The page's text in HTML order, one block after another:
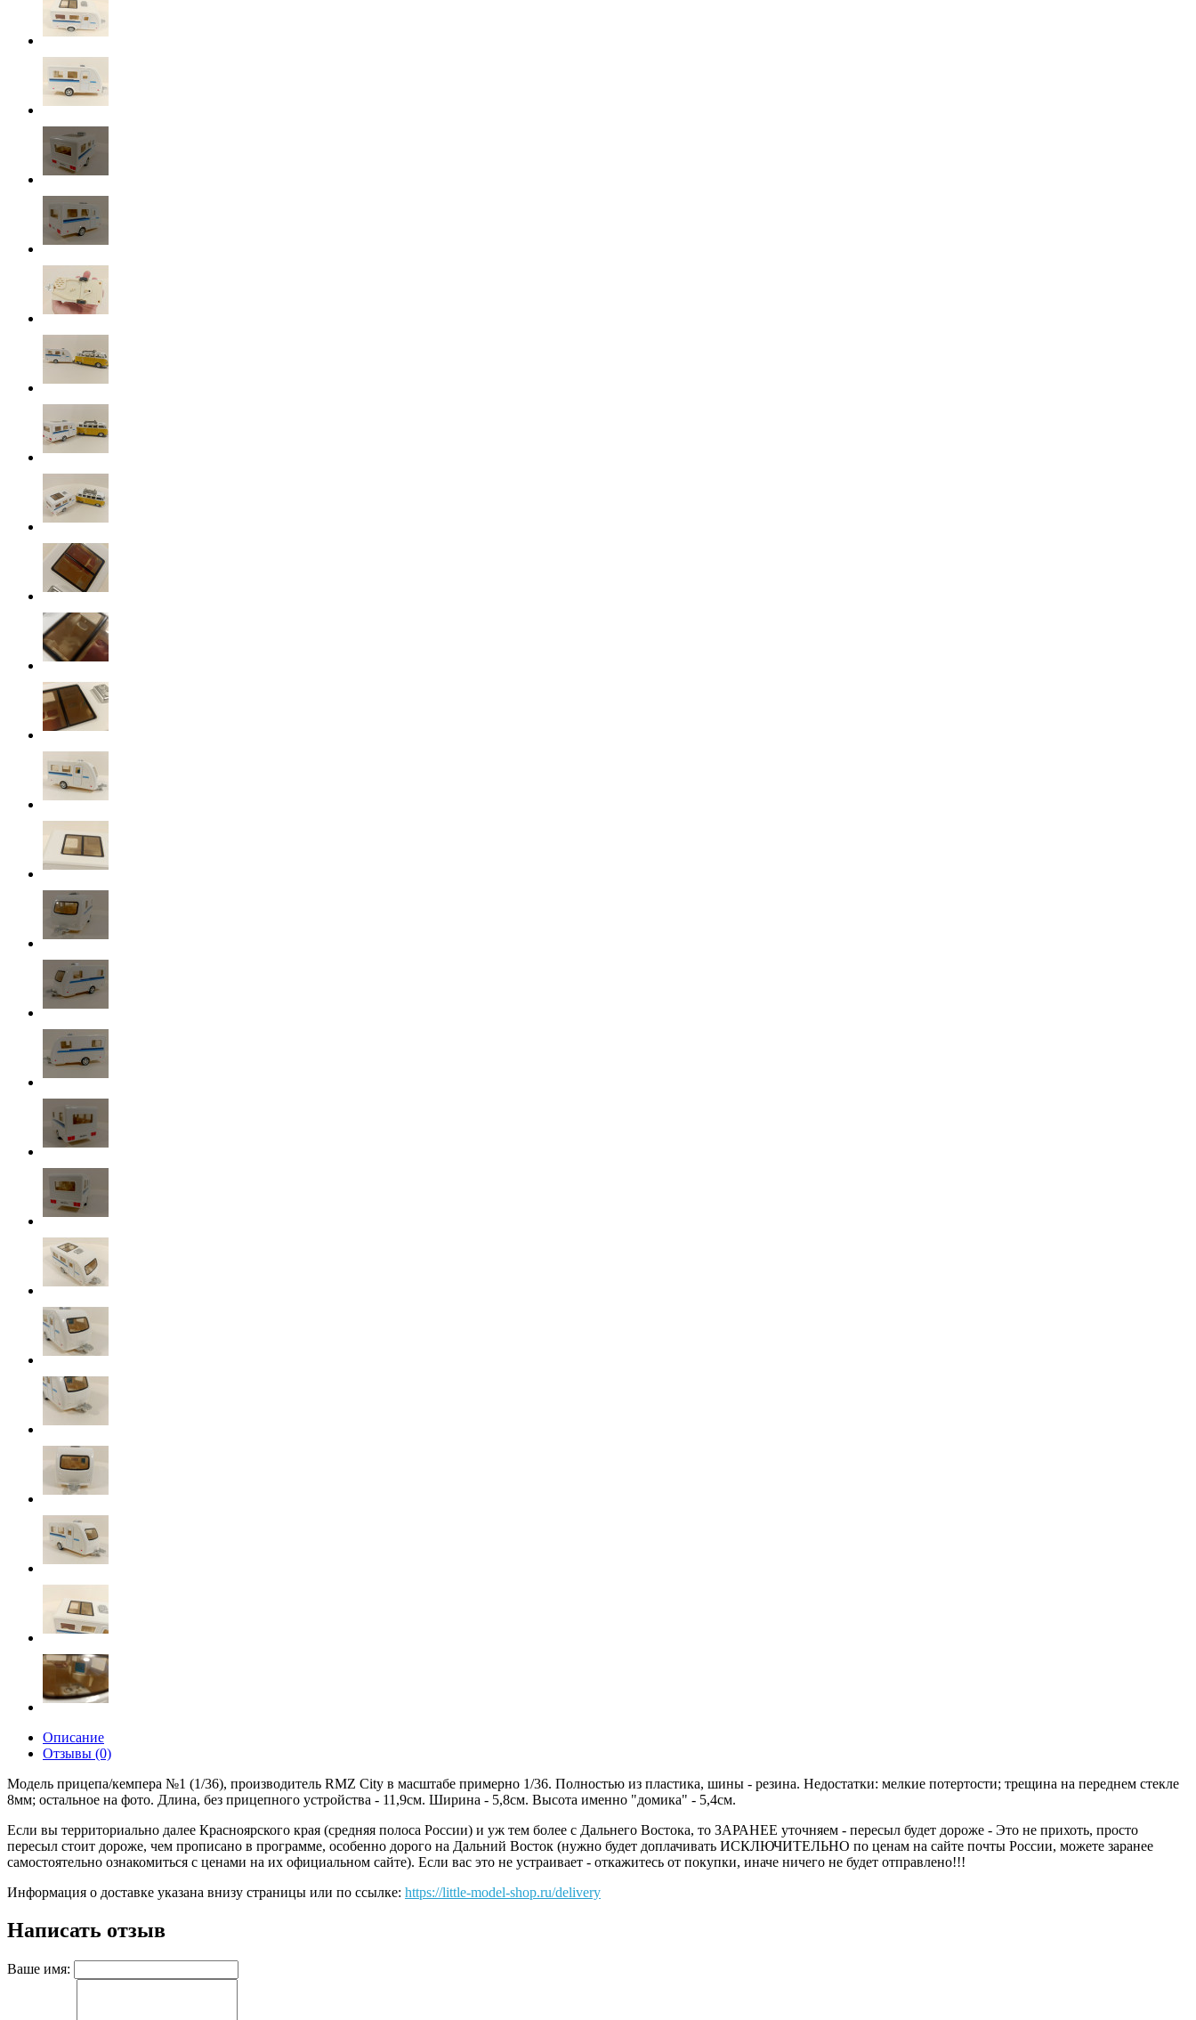
Описание
Отзывы (0)
Модель прицепа/кемпера №1 (1/36), производитель RMZ City в масштабе примерно 1/36. Полностью из пластика, шины - резина. Недостатки: мелкие потертости; трещина на переднем стекле
8мм; остальное на фото. Длина, без прицепного устройства - 11,9см. Ширина - 5,8см. Высота именно "домика" - 5,4см.
Если вы территориально далее Красноярского края (средняя полоса России) и уж тем более с Дальнего Востока, то ЗАРАНЕЕ уточняем - пересыл будет дороже - Это не прихоть, просто
пересыл стоит дороже, чем прописано в программе, особенно дорого на Дальний Восток (нужно будет доплачивать ИСКЛЮЧИТЕЛЬНО по ценам на сайте почты России, можете заранее
самостоятельно ознакомиться с ценами на их официальном сайте). Если вас это не устраивает - откажитесь от покупки, иначе ничего не будет отправлено!!!
Информация о доставке указана внизу страницы или по ссылке: https://little-model-shop.ru/delivery
Написать отзыв
Ваше имя: